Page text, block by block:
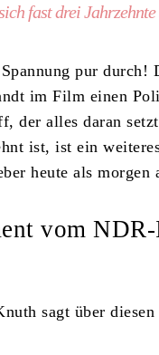
fast drei
pur durch!
im Film einen
der alles daran
ist, ist ein
heute als morgen
vom
sagt über